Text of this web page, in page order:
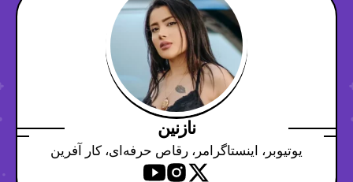
نازنین
یوتیوبر، اینستاگرامر، رقاص حرفه‌ای، کار آفرین